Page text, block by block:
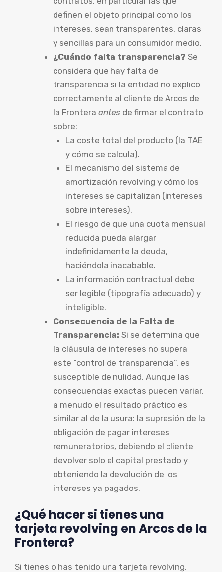
definen el objeto principal como los
intereses, sean transparentes, claras
y sencillas para un consumidor medio.
¿Cuándo falta transparencia? Se
considera que hay falta de
transparencia si la entidad no explicó
correctamente al cliente de Arcos de
la Frontera antes de firmar el contrato
sobre:
La coste total del producto (la TAE
y cómo se calcula).
El mecanismo del sistema de
amortización revolving y cómo los
intereses se capitalizan (intereses
sobre intereses).
El riesgo de que una cuota mensual
reducida pueda alargar
indefinidamente la deuda,
haciéndola inacabable.
La información contractual debe
ser legible (tipografía adecuado) y
inteligible.
Consecuencia de la Falta de
Transparencia: Si se determina que
la cláusula de intereses no supera
este “control de transparencia”, es
susceptible de nulidad. Aunque las
consecuencias exactas pueden variar,
a menudo el resultado práctico es
similar al de la usura: la supresión de la
obligación de pagar intereses
remuneratorios, debiendo el cliente
devolver solo el capital prestado y
obteniendo la devolución de los
intereses ya pagados.
¿Qué hacer si tienes una
tarjeta revolving en Arcos de la
Frontera?
Si tienes o has tenido una tarjeta revolving,